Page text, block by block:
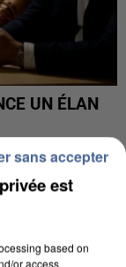
UN ÉLAN
est
based on
or access
sans accepter